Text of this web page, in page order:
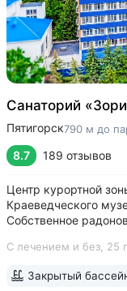
Санаторий
Пятигорск790 м до
8.7 189 отзывов
Центр курортной
Краеведческого
Собственное
сохраняя все
С лечением и без, 25
Закрытый